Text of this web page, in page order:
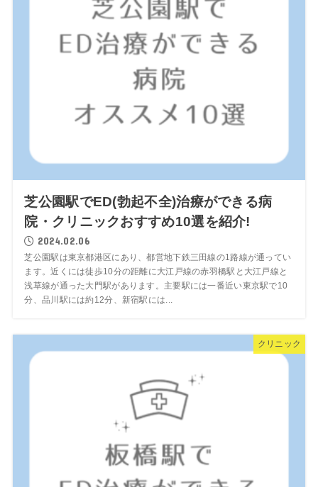
芝公園駅でED(勃起不全)治療ができる病
院・クリニックおすすめ10選を紹介!
2024.02.06
芝公園駅は東京都港区にあり、都営地下鉄三田線の1路線が通ってい
ます。近くには徒歩10分の距離に大江戸線の赤羽橋駅と大江戸線と
浅草線が通った大門駅があります。主要駅には一番近い東京駅で10
分、品川駅には約12分、新宿駅には...
クリニック